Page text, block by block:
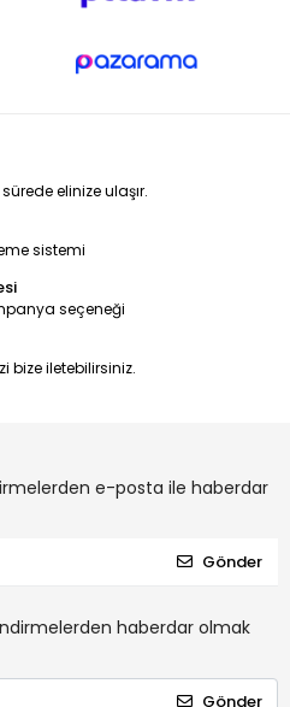
elinize ulaşır.
sistemi
seçeneği
bize iletebilirsiniz.
e-posta ile haberdar
Gönder
haberdar olmak
Gönder